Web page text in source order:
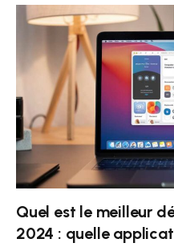
Quel est le meilleur
2024 : quelle